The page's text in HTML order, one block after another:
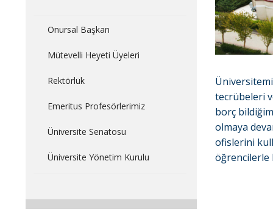
Onursal Başkan
Mütevelli Heyeti Üyeleri
Rektörlük
Emeritus Profesörlerimiz
Üniversite Senatosu
Üniversite Yönetim Kurulu
tecrübeleri
borç
olmaya
ofislerini
öğrencilerle